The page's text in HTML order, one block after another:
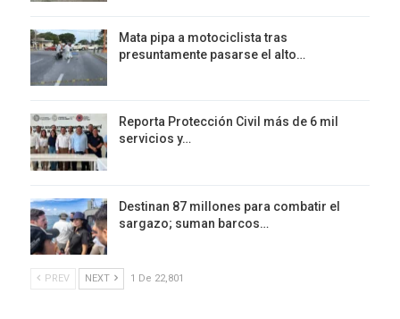
Mata pipa a motociclista tras
presuntamente pasarse el alto…
Reporta Protección Civil más de 6 mil
servicios y…
Destinan 87 millones para combatir el
sargazo; suman barcos…
PREV NEXT 1 De 22,801